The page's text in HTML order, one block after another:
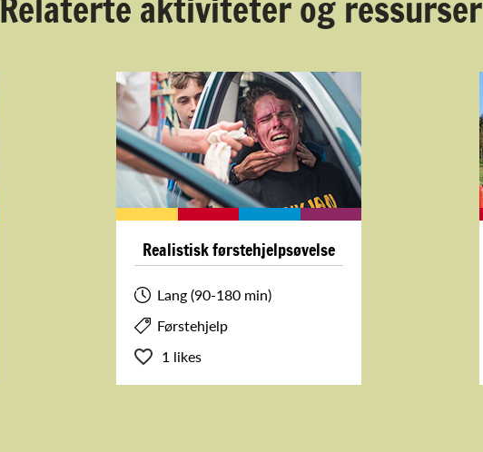
Relaterte aktiviteter og ressurser
Realistisk førstehjelpsøvelse
Lang (90-180 min)
Førstehjelp
1 likes